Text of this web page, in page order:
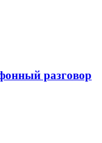
разговор